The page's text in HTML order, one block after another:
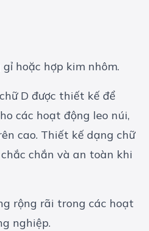
hoặc hợp kim nhôm.
D được thiết kế để
các hoạt động leo núi,
cao. Thiết kế dạng chữ
chắn và an toàn khi
rộng rãi trong các hoạt
nghiệp.